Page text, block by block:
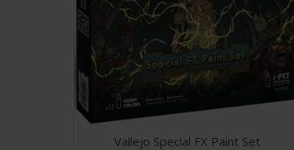
Vallejo Special FX Paint Set